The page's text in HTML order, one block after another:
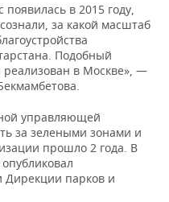
в 2015 году,
за какой масштаб
Подобный
в Москве», —
управляющей
за зелеными зонами и
прошло 2 года. В
Дирекции парков и